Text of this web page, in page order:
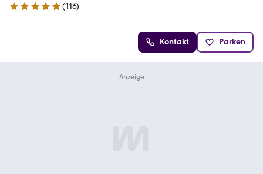
5 Sterne
(116)
Kontakt Parken